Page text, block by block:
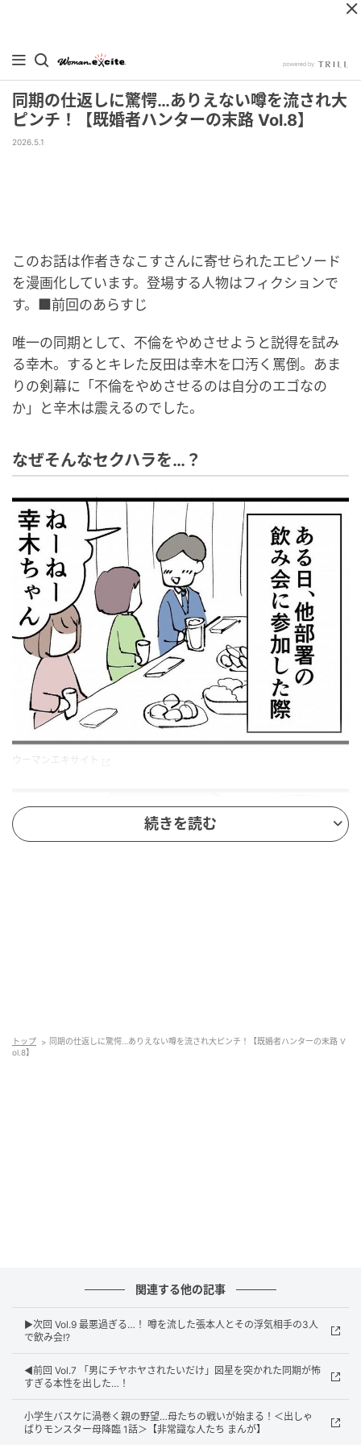
同期の仕返しに驚愕…ありえない噂を流され大
ピンチ！【既婚者ハンターの末路 Vol.8】
2026.5.1
このお話は作者きなこすさんに寄せられたエピソード
を漫画化しています。登場する人物はフィクションで
す。■前回のあらすじ
唯一の同期として、不倫をやめさせようと説得を試み
る幸木。するとキレた反田は幸木を口汚く罵倒。あま
りの剣幕に「不倫をやめさせるのは自分のエゴなの
か」と辛木は震えるのでした。
なぜそんなセクハラを…？
ウーマンエキサイト
ウーマンエキサイト
ウーマンエキサイト
続きを読む
トップ
同期の仕返しに驚愕…ありえない噂を流され大ピンチ！【既婚者ハンターの末路 V
ol.8】
関連する他の記事
▶︎次回 Vol.9 最悪過ぎる…！ 噂を流した張本人とその浮気相手の3人
で飲み会!?
◀︎前回 Vol.7 「男にチヤホヤされたいだけ」図星を突かれた同期が怖
すぎる本性を出した…！
小学生バスケに渦巻く親の野望…母たちの戦いが始まる！＜出しゃ
ばりモンスター母降臨 1話＞【非常識な人たち まんが】